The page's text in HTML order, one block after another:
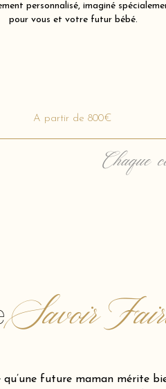
personnalisé, imaginé
pour vous et votre futur bébé.
A partir de 800€
Chaque
Savoir
qu’une future maman mérite